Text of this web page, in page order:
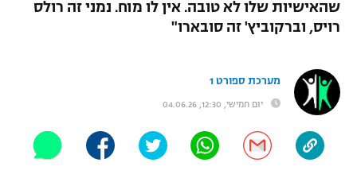
"מחצית בשכונה" – פודקאסט
משתתפים וזוכים בפרסים
מכבי נתניה
ליגות נוספות
ספורט אולימפי
היאבקות WWE
ספורט מוטורי
שהאישיות שלו לא טובה. אין לו מוח. נמני זה רולס
רויס, וברקוביץ' זה סובארו"
מערכת ספורט 1
יום חמישי, 12:30, 04.06.26